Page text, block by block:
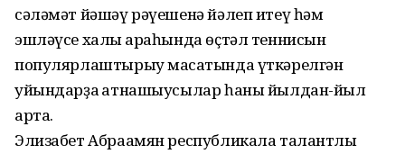
сәләмәт йәшәү рәүешенә йәлеп итеү һәм
эшләүсе халыҡ араһында өҫтәл теннисын
популярлаштырыу маҡсатында үткәрелгән
уйындарҙа ҡатнашыусылар һаны йылдан-йыл
арта.
Элизабет Абраамян республикала талантлы